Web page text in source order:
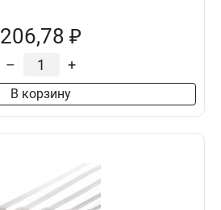
206,78 ₽
– +
В корзину